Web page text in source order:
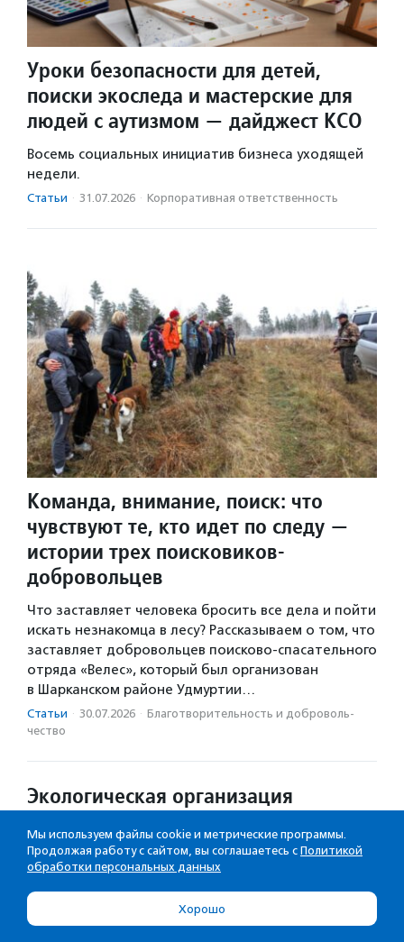
Уроки безопасности для детей,
поиски экоследа и мастерские для
людей с аутизмом — дайджест КСО
Восемь социальных инициатив бизнеса уходящей
недели.
Статьи · 31.07.2026 · Корпоративная ответственность
Команда, внимание, поиск: что
чувствуют те, кто идет по следу —
истории трех поисковиков-
добровольцев
Что заставляет человека бросить все дела и пойти
искать незнакомца в лесу? Рассказываем о том, что
заставляет добровольцев поисково-спасательного
отряда «Велес», который был организован
в Шарканском районе Удмуртии…
Статьи · 30.07.2026 · Благотвори­тель­ность и доброволь­
чест­во
Экологическая организация
бесплатно получить школьную
форму
Взамен можно принести вещи в хорошем
состоянии, из которых дети выросли.
Мы используем файлы cookie и метрические программы.
Продолжая работу с сайтом, вы соглашаетесь с Политикой
обработки персональных данных
Хорошо